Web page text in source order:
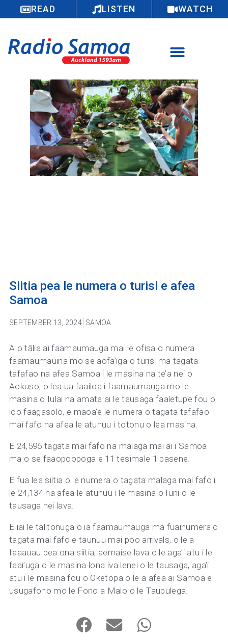
READ LISTEN WATCH
Siitia pea le numera o turisi e afea
Samoa
SEPTEMBER 13, 2024 SAMOA
A o tālia ai faamaumauga mai le ofisa o numera
faamaumauina mo se aofa’iga o turisi ma tagata
tafafao na afea Samoa i le masina na te’a nei o
Aokuso, o lea ua faailoa i faamaumauga mo le
masina o Iulai na amata ai le tausaga faaletupe fou o
loo faagasolo, e maoa’e le numera o tagata tafafao
mai fafo na afea le atunuu i totonu o lea masina.
E 24,596 tagata mai fafo na malaga mai ai i Samoa
ma o se faaopoopoga e 11 tesimale 1 pasene.
E fua lea siitia o le numera o tagata malaga mai fafo i
le 24,134 na afea le atunuu i le masina o Iuni o le
tausaga nei lava.
E iai le talitonuga o ia faamaumauga ma fuainumera o
tagata mai fafo e taunuu mai poo arrivals, o le a
faaauau pea ona siitia, aemaise lava o le aga’i atu i le
faai’uga o le masina lona iva lenei o le tausaga, aga’i
atu i le masina fou o Oketopa o le a afea ai Samoa e
usugafono mo le Fono a Malo o le Taupulega.